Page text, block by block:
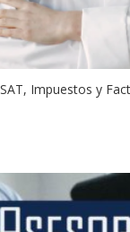
Impuestos y